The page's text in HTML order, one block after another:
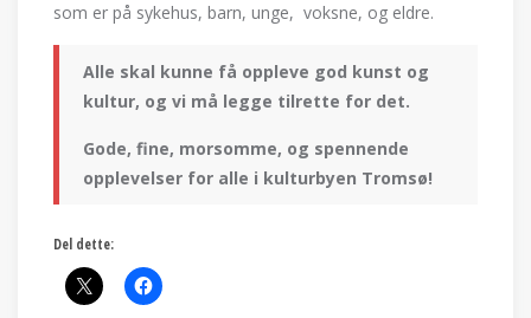
som er på sykehus, barn, unge, voksne, og eldre.
Alle skal kunne få oppleve god kunst og
kultur, og vi må legge tilrette for det.
Gode, fine, morsomme, og spennende
opplevelser for alle i kulturbyen Tromsø!
Del dette: